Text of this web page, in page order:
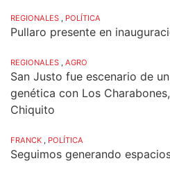
REGIONALES , POLÍTICA
Pullaro presente en
REGIONALES , AGRO
San Justo fue escenario de
genética con Los
Chiquito
FRANCK , POLÍTICA
Seguimos generando